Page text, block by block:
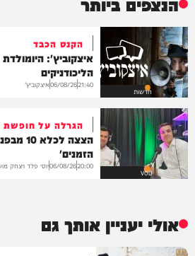
חדשות
הקנס הכבד
איצקוביץ':
הליכודניקים
21:40
06/08/26איצקוביץ'
VOD
הגרלה על חופשת
הצצה
הזמנים'
20:00
06/08/26יוסי פלד ויצחק
אולי יעניין אותך גם